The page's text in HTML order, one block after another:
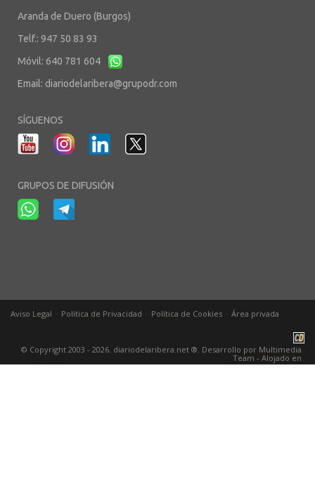
Aranda de Duero (Burgos)
Telf.: 947 50 83 93
Móvil: 640 781 604
Email: diariodelaribera@grupodr.com
SÍGUENOS
GRUPOS DE DIFUSIÓN
Aviso Legal Política de Privacidad Política de Cookies Área privada
© Copyright 2003 - 2026. diariodelaribera.net ®. Desarrollo por Multimedia
Team - Alojado en